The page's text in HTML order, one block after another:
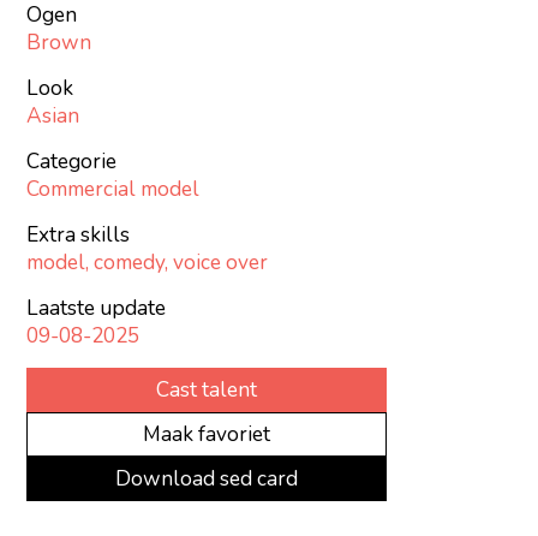
Ogen
Brown
Look
Asian
Categorie
Commercial model
Extra skills
model, comedy, voice over
Laatste update
09-08-2025
Cast talent
Maak favoriet
Download sed card